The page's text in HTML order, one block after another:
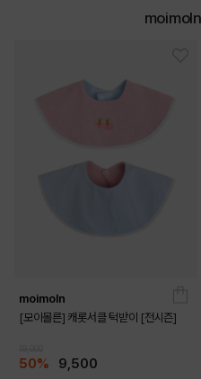
moimoln
[모이몰른] 캐롯서클 턱받이 [전시즌]
50% 9,500